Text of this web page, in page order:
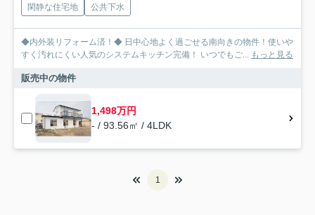
閑静な住宅地 公共下水
◆内外装リフォーム済！◆ 日中心地よく過ごせる南向きの物件！使いや
すく汚れにくい人気のシステムキッチン完備！ いつでもご... もっと見る
販売中の物件
1,498万円
- / 93.56㎡ / 4LDK
1